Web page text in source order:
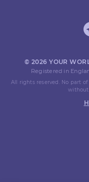
© 2026 YOUR
Registered in
All rights reserved. No part
without